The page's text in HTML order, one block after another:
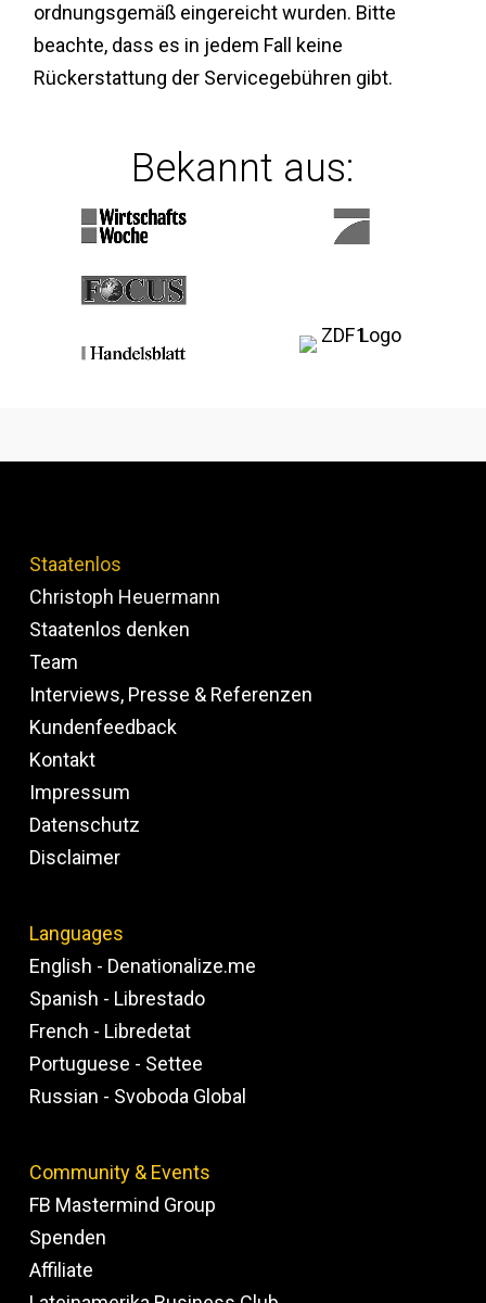
ordnungsgemäß eingereicht wurden. Bitte
beachte, dass es in jedem Fall keine
Rückerstattung der Servicegebühren gibt.
Bekannt aus:
Staatenlos
Christoph Heuermann
Staatenlos denken
Team
Interviews, Presse & Referenzen
Kundenfeedback
Kontakt
Impressum
Datenschutz
Disclaimer
Languages
English - Denationalize.me
Spanish - Librestado
French - Libredetat
Portuguese - Settee
Russian - Svoboda Global
Community & Events
FB Mastermind Group
Spenden
Affiliate